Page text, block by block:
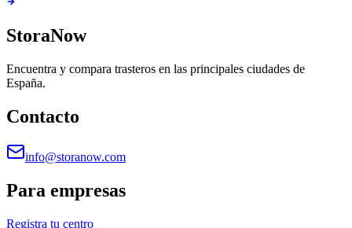
StoraNow
Encuentra y compara trasteros en las principales ciudades de
España.
Contacto
info@storanow.com
Para empresas
Registra tu centro